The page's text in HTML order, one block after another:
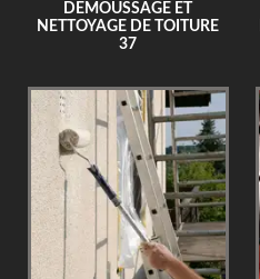
DEMOUSSAGE ET
NETTOYAGE DE TOITURE
37